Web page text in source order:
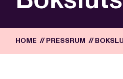
HOME // PRESSRUM //